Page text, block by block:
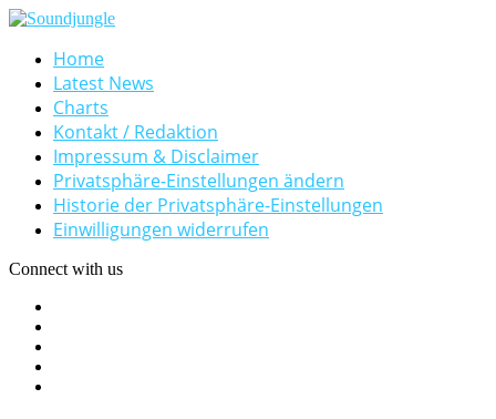
Home
Latest News
Charts
Kontakt / Redaktion
Impressum & Disclaimer
Privatsphäre-Einstellungen ändern
Historie der Privatsphäre-Einstellungen
Einwilligungen widerrufen
Connect with us